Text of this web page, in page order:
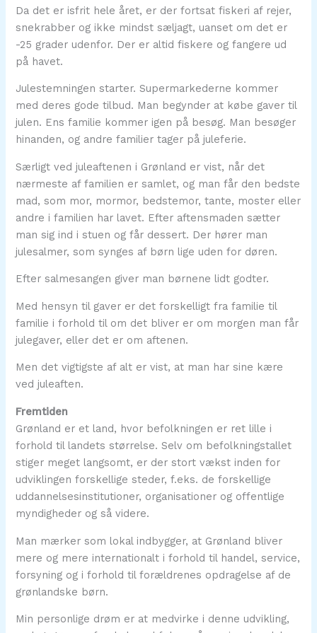
Da det er isfrit hele året, er der fortsat fiskeri af rejer,
snekrabber og ikke mindst sæljagt, uanset om det er
-25 grader udenfor. Der er altid fiskere og fangere ud
på havet.
Julestemningen starter. Supermarkederne kommer
med deres gode tilbud. Man begynder at købe gaver til
julen. Ens familie kommer igen på besøg. Man besøger
hinanden, og andre familier tager på juleferie.
Særligt ved juleaftenen i Grønland er vist, når det
nærmeste af familien er samlet, og man får den bedste
mad, som mor, mormor, bedstemor, tante, moster eller
andre i familien har lavet. Efter aftensmaden sætter
man sig ind i stuen og får dessert. Der hører man
julesalmer, som synges af børn lige uden for døren.
Efter salmesangen giver man børnene lidt godter.
Med hensyn til gaver er det forskelligt fra familie til
familie i forhold til om det bliver er om morgen man får
julegaver, eller det er om aftenen.
Men det vigtigste af alt er vist, at man har sine kære
ved juleaften.
Fremtiden
Grønland er et land, hvor befolkningen er ret lille i
forhold til landets størrelse. Selv om befolkningstallet
stiger meget langsomt, er der stort vækst inden for
udviklingen forskellige steder, f.eks. de forskellige
uddannelsesinstitutioner, organisationer og offentlige
myndigheder og så videre.
Man mærker som lokal indbygger, at Grønland bliver
mere og mere internationalt i forhold til handel, service,
forsyning og i forhold til forældrenes opdragelse af de
grønlandske børn.
Min personlige drøm er at medvirke i denne udvikling,